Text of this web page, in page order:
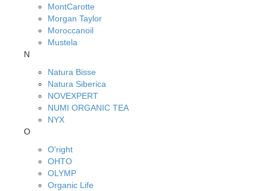
MontCarotte
Morgan Taylor
Moroccanoil
Mustela
N
Natura Bisse
Natura Siberica
NOVEXPERT
NUMI ORGANIC TEA
NYX
O
O'right
OHTO
OLYMP
Organic Life